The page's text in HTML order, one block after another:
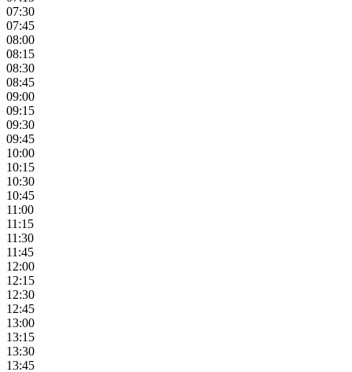
07:30
07:45
08:00
08:15
08:30
08:45
09:00
09:15
09:30
09:45
10:00
10:15
10:30
10:45
11:00
11:15
11:30
11:45
12:00
12:15
12:30
12:45
13:00
13:15
13:30
13:45